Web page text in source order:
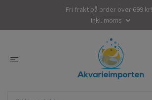
Fri frakt på order över 699 kr!
Inkl. moms